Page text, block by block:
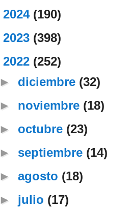
2024 (190)
2023 (398)
2022 (252)
► diciembre (32)
► noviembre (18)
► octubre (23)
► septiembre (14)
► agosto (18)
► julio (17)